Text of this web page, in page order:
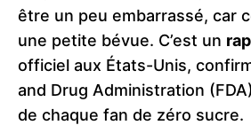
être un peu embarrassé, car
une petite bévue. C’est un
officiel aux États-Unis,
and Drug Administration
de chaque fan de zéro sucre.